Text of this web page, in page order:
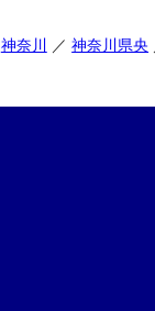
神奈川 神奈川県央